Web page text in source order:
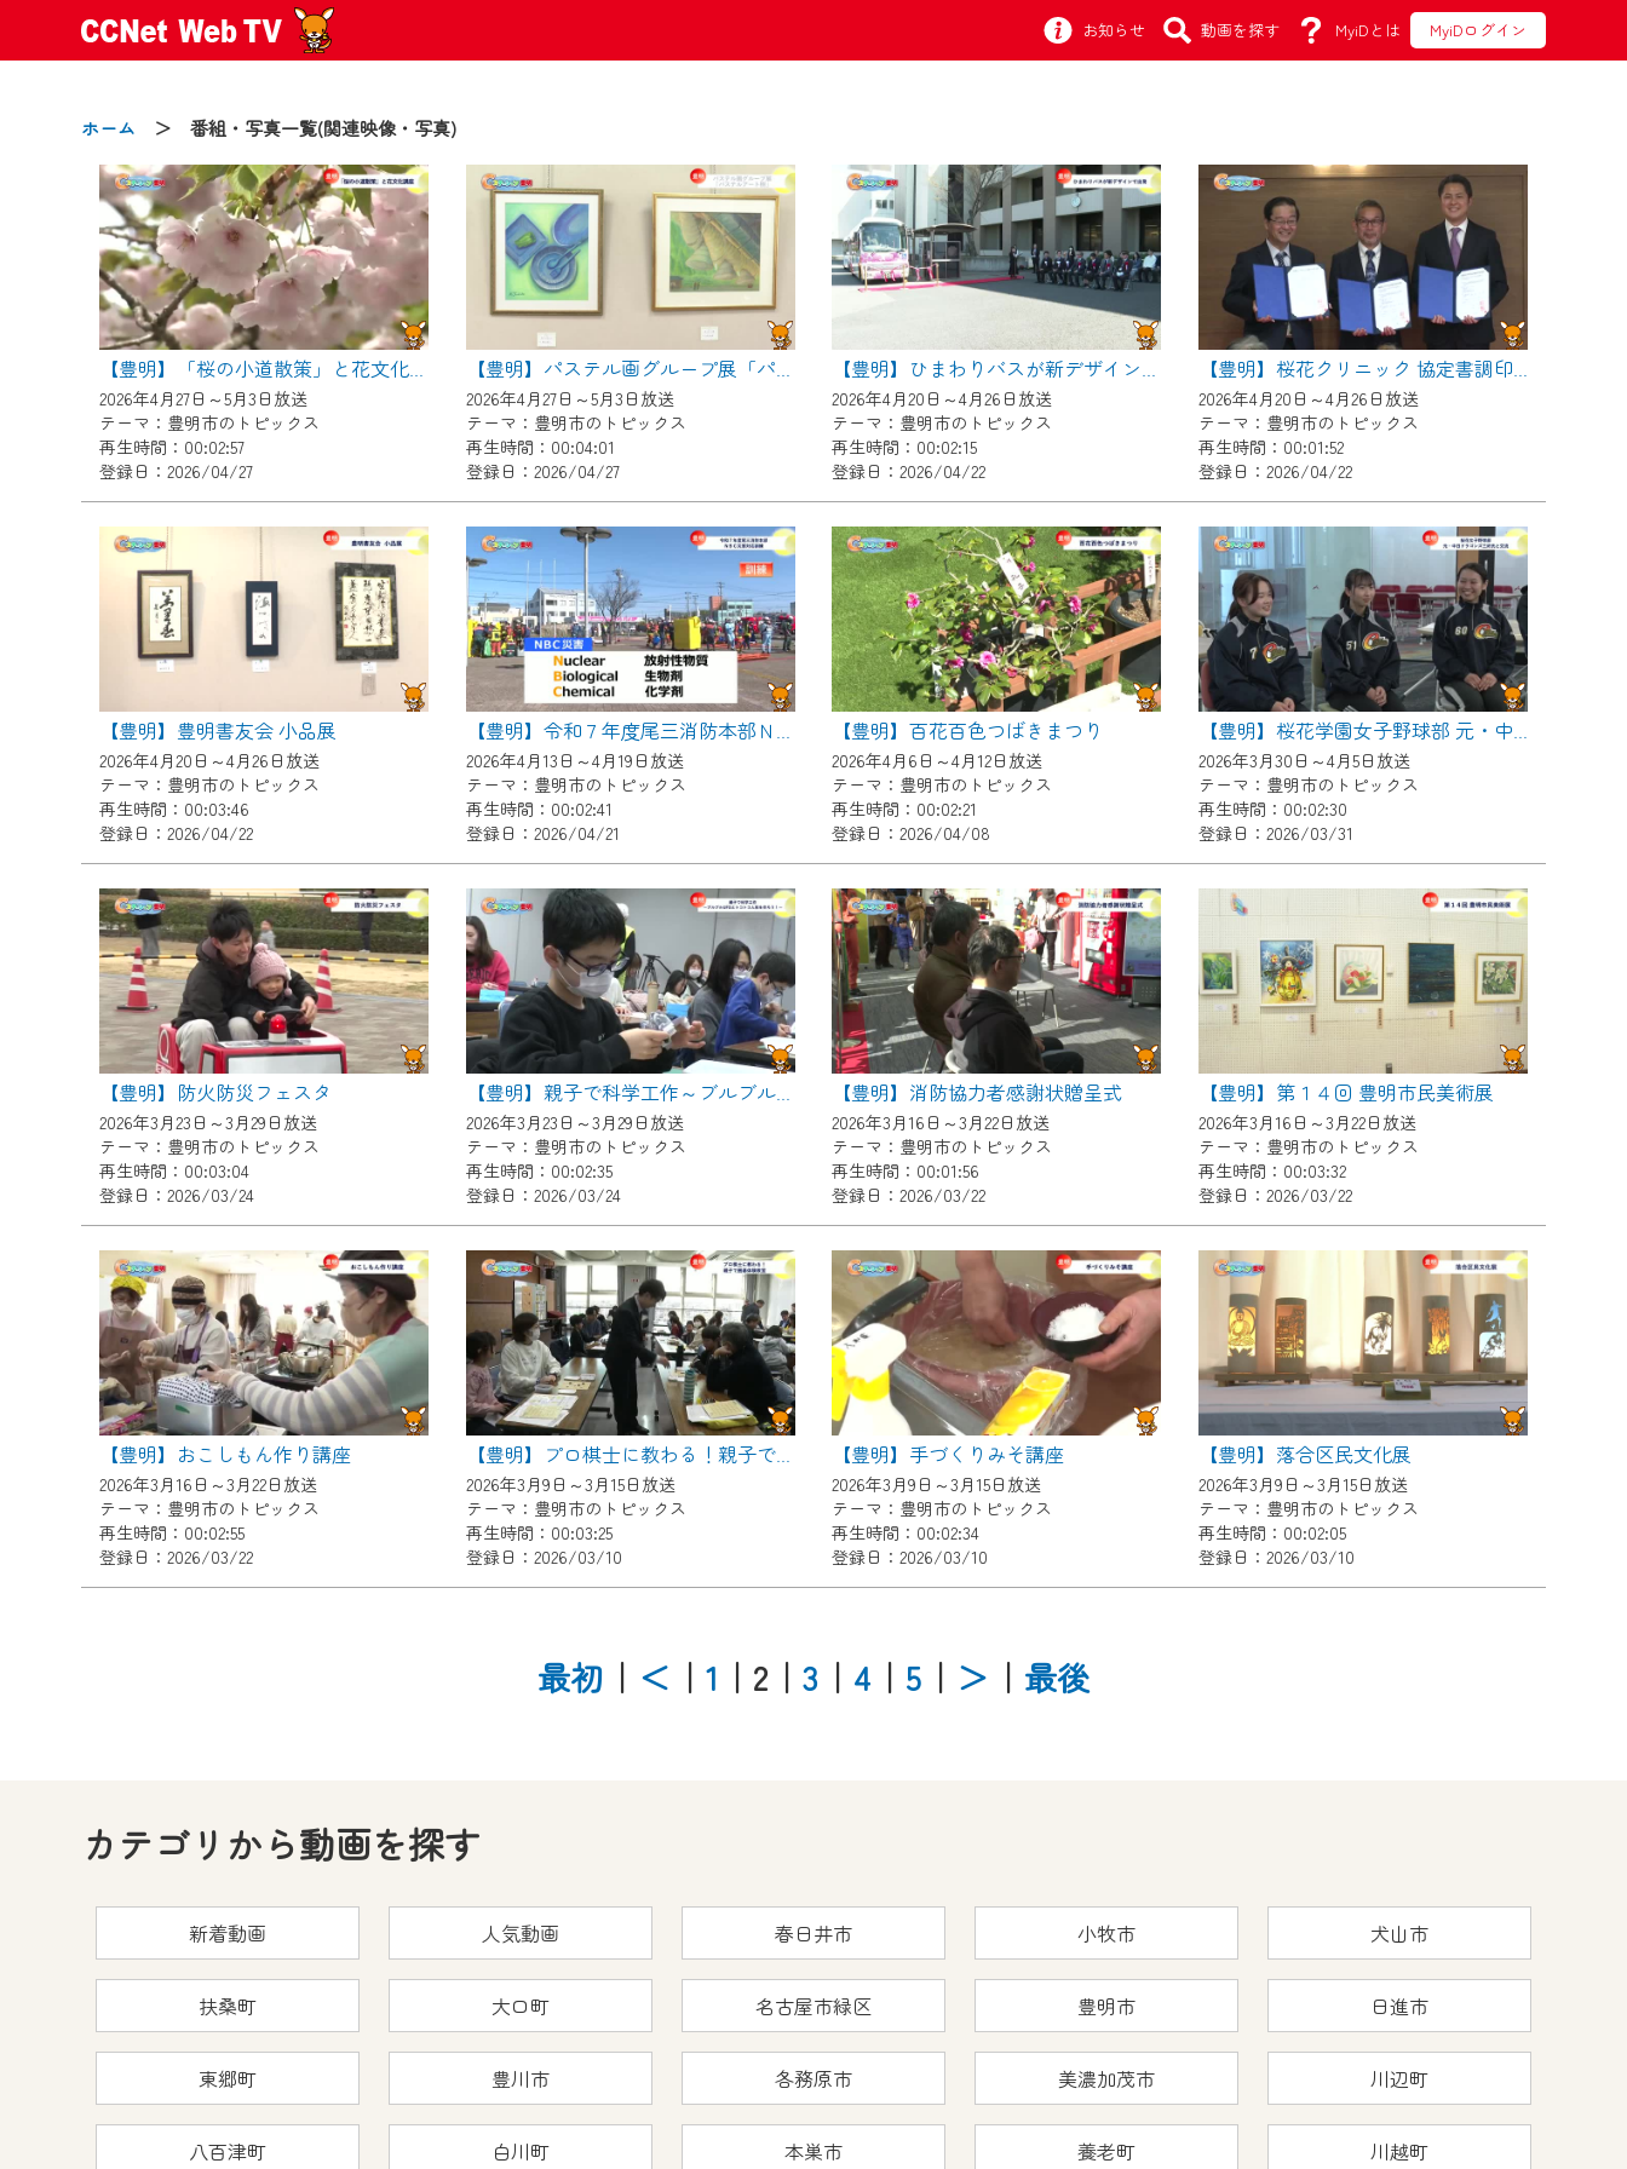
お知らせ 動画を探す MyiDとは MyiDログイン
ホーム ＞ 番組・写真一覧(関連映像・写真)
【豊明】「桜の小道散策」と花文化講座
2026年4月27日～5月3日放送
テーマ：豊明市のトピックス
再生時間：00:02:57
登録日：2026/04/27
【豊明】パステル画グループ展「パステルアート樹」
2026年4月27日～5月3日放送
テーマ：豊明市のトピックス
再生時間：00:04:01
登録日：2026/04/27
【豊明】ひまわりバスが新デザインで出発
2026年4月20日～4月26日放送
テーマ：豊明市のトピックス
再生時間：00:02:15
登録日：2026/04/22
【豊明】桜花クリニック 協定書調印式
2026年4月20日～4月26日放送
テーマ：豊明市のトピックス
再生時間：00:01:52
登録日：2026/04/22
【豊明】豊明書友会 小品展
2026年4月20日～4月26日放送
テーマ：豊明市のトピックス
再生時間：00:03:46
登録日：2026/04/22
【豊明】令和７年度尾三消防本部ＮＢＣ災害対応訓練
2026年4月13日～4月19日放送
テーマ：豊明市のトピックス
再生時間：00:02:41
登録日：2026/04/21
【豊明】百花百色つばきまつり
2026年4月6日～4月12日放送
テーマ：豊明市のトピックス
再生時間：00:02:21
登録日：2026/04/08
【豊明】桜花学園女子野球部 元・中日ドラゴンズ三好氏と交流
2026年3月30日～4月5日放送
テーマ：豊明市のトピックス
再生時間：00:02:30
登録日：2026/03/31
【豊明】防火防災フェスタ
2026年3月23日～3月29日放送
テーマ：豊明市のトピックス
再生時間：00:03:04
登録日：2026/03/24
【豊明】親子で科学工作～ブルブルUFOとトコトコ人形を作ろう！～
2026年3月23日～3月29日放送
テーマ：豊明市のトピックス
再生時間：00:02:35
登録日：2026/03/24
【豊明】消防協力者感謝状贈呈式
2026年3月16日～3月22日放送
テーマ：豊明市のトピックス
再生時間：00:01:56
登録日：2026/03/22
【豊明】第１４回 豊明市民美術展
2026年3月16日～3月22日放送
テーマ：豊明市のトピックス
再生時間：00:03:32
登録日：2026/03/22
【豊明】おこしもん作り講座
2026年3月16日～3月22日放送
テーマ：豊明市のトピックス
再生時間：00:02:55
登録日：2026/03/22
【豊明】プロ棋士に教わる！親子で囲碁体験教室
2026年3月9日～3月15日放送
テーマ：豊明市のトピックス
再生時間：00:03:25
登録日：2026/03/10
【豊明】手づくりみそ講座
2026年3月9日～3月15日放送
テーマ：豊明市のトピックス
再生時間：00:02:34
登録日：2026/03/10
【豊明】落合区民文化展
2026年3月9日～3月15日放送
テーマ：豊明市のトピックス
再生時間：00:02:05
登録日：2026/03/10
最初 ｜ ＜ ｜ 1 ｜2 ｜ 3 ｜ 4 ｜ 5 ｜ ＞ ｜ 最後
カテゴリから動画を探す
新着動画 人気動画 春日井市 小牧市 犬山市
扶桑町 大口町 名古屋市緑区 豊明市 日進市
東郷町 豊川市 各務原市 美濃加茂市 川辺町
八百津町 白川町 本巣市 養老町 川越町
お知らせ
2024/09/02
動画配信サービス『CCNet Web TV』は2024年9月24日からリニューアルします！
【変更点】
◆デザイン変更により、お住まいの地域の動画コンテンツが一目瞭然。
◆当社アプリやＰＣブラウザから、いつでも・どこでも・外出先でも！
CCNetサービスエリア20市町の地域情報番組をご視聴いただけます！
【ご注意】
2024年9月24日からはご加入者様へのサービス向上のため、
『CCNet Web TV』を利用いただくには、一部コンテンツを除き、
CCNetサービスへの加入と『CCNetマイページ※』へのログインが必要となります。
何卒、ご理解ご了承の程よろしくお願いいたします。
※マイページへのログインには、MyIDが必要となります。
※MyIDとは、CCNet Web TVを含むCCNetの各種サービスをご利用頂くためのIDです。
IDはお客様が使っているメールアドレスで設定できます。
（GmailやYahooなどのフリーメールアドレスでも作成可能です）
※マイページへのログイン・MyIDの新規登録は
※CCNetアプリをご利用中の方は引き続きご視聴いただけます。
＜メンテナンス情報＞
CCNetWebTVのリニューアルにともないメンテナンス作業を予定しています。
日時 9/24 9:30～16:30
作業の間は、CCNetWebTVの画面が「メンテナンス中」になり、ご利用いただけません。
ご不便をおかけいたしますが、ご了承の程よろしくお願いいたします。